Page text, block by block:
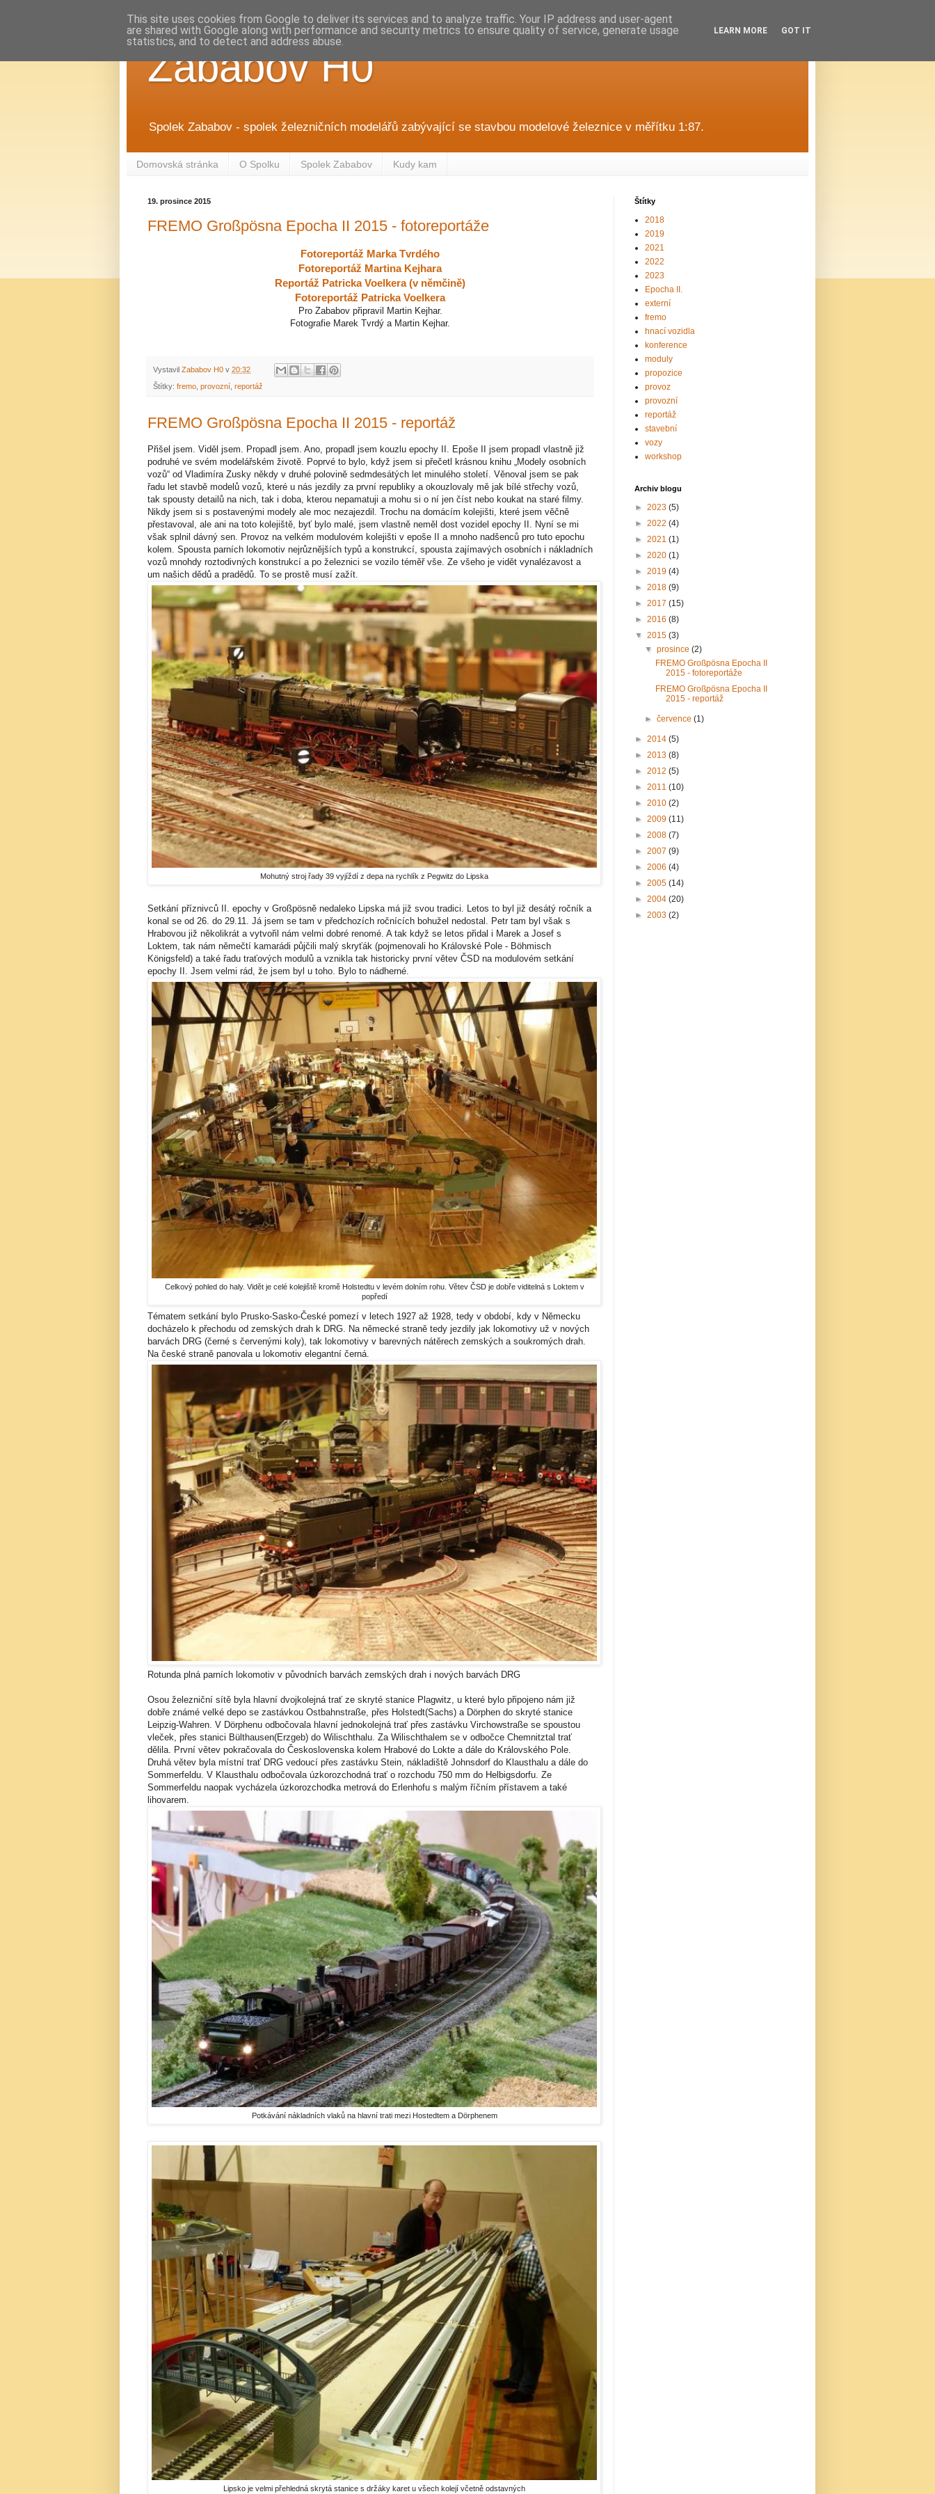
Zababov H0
Spolek Zababov - spolek železničních modelářů zabývající se stavbou modelové železnice v měřítku 1:87.
Domovská stránka O Spolku Spolek Zababov Kudy kam
19. prosince 2015
FREMO Großpösna Epocha II 2015 - fotoreportáže
Fotoreportáž Marka Tvrdého
Fotoreportáž Martina Kejhara
Reportáž Patricka Voelkera (v němčině)
Fotoreportáž Patricka Voelkera
Pro Zababov připravil Martin Kejhar.
Fotografie Marek Tvrdý a Martin Kejhar.
Vystavil Zababov H0 v 20:32
Štítky: fremo provozní reportáž
FREMO Großpösna Epocha II 2015 - reportáž
Přišel jsem. Viděl jsem. Propadl jsem. Ano, propadl jsem kouzlu epochy II. Epoše II jsem propadl vlastně již
podruhé ve svém modelářském životě. Poprvé to bylo, když jsem si přečetl krásnou knihu „Modely osobních
vozů“ od Vladimíra Zusky někdy v druhé polovině sedmdesátých let minulého století. Věnoval jsem se pak
řadu let stavbě modelů vozů, které u nás jezdily za první republiky a okouzlovaly mě jak bílé střechy vozů,
tak spousty detailů na nich, tak i doba, kterou nepamatuji a mohu si o ní jen číst nebo koukat na staré filmy.
Nikdy jsem si s postavenými modely ale moc nezajezdil. Trochu na domácím kolejišti, které jsem věčně
přestavoval, ale ani na toto kolejiště, byť bylo malé, jsem vlastně neměl dost vozidel epochy II. Nyní se mi
však splnil dávný sen. Provoz na velkém modulovém kolejišti v epoše II a mnoho nadšenců pro tuto epochu
kolem. Spousta parních lokomotiv nejrůznějších typů a konstrukcí, spousta zajímavých osobních i nákladních
vozů mnohdy roztodivných konstrukcí a po železnici se vozilo téměř vše. Ze všeho je vidět vynalézavost a
um našich dědů a pradědů. To se prostě musí zažít.
Mohutný stroj řady 39 vyjíždí z depa na rychlík z Pegwitz do Lipska
Setkání příznivců II. epochy v Großpösně nedaleko Lipska má již svou tradici. Letos to byl již desátý ročník a
konal se od 26. do 29.11. Já jsem se tam v předchozích ročnících bohužel nedostal. Petr tam byl však s
Hrabovou již několikrát a vytvořil nám velmi dobré renomé. A tak když se letos přidal i Marek a Josef s
Loktem, tak nám němečtí kamarádi půjčili malý skryťák (pojmenovali ho Královské Pole - Böhmisch
Königsfeld) a také řadu traťových modulů a vznikla tak historicky první větev ČSD na modulovém setkání
epochy II. Jsem velmi rád, že jsem byl u toho. Bylo to nádherné.
Celkový pohled do haly. Vidět je celé kolejiště kromě Holstedtu v levém dolním rohu. Větev ČSD je dobře viditelná s Loktem v
popředí
Tématem setkání bylo Prusko-Sasko-České pomezí v letech 1927 až 1928, tedy v období, kdy v Německu
docházelo k přechodu od zemských drah k DRG. Na německé straně tedy jezdily jak lokomotivy už v nových
barvách DRG (černé s červenými koly), tak lokomotivy v barevných nátěrech zemských a soukromých drah.
Na české straně panovala u lokomotiv elegantní černá.
Rotunda plná parních lokomotiv v původních barvách zemských drah i nových barvách DRG
Osou železniční sítě byla hlavní dvojkolejná trať ze skryté stanice Plagwitz, u které bylo připojeno nám již
dobře známé velké depo se zastávkou Ostbahnstraße, přes Holstedt(Sachs) a Dörphen do skryté stanice
Leipzig-Wahren. V Dörphenu odbočovala hlavní jednokolejná trať přes zastávku Virchowstraße se spoustou
vleček, přes stanici Bülthausen(Erzgeb) do Wilischthalu. Za Wilischthalem se v odbočce Chemnitztal trať
dělila. První větev pokračovala do Československa kolem Hrabové do Lokte a dále do Královského Pole.
Druhá větev byla místní trať DRG vedoucí přes zastávku Stein, nákladiště Johnsdorf do Klausthalu a dále do
Sommerfeldu. V Klausthalu odbočovala úzkorozchodná trať o rozchodu 750 mm do Helbigsdorfu. Ze
Sommerfeldu naopak vycházela úzkorozchodka metrová do Erlenhofu s malým říčním přístavem a také
lihovarem.
Potkávání nákladních vlaků na hlavní trati mezi Hostedtem a Dörphenem
Lipsko je velmi přehledná skrytá stanice s držáky karet u všech kolejí včetně odstavných
Štítky
2018
2019
2021
2022
2023
Epocha II.
externí
fremo
hnací vozidla
konference
moduly
propozice
provoz
provozní
reportáž
stavební
vozy
workshop
Archiv blogu
► 2023 (5)
► 2022 (4)
► 2021 (1)
► 2020 (1)
► 2019 (4)
► 2018 (9)
► 2017 (15)
► 2016 (8)
▼ 2015 (3)
▼prosince(2)
FREMO Großpösna Epocha II
2015 - fotoreportáže
FREMO Großpösna Epocha II
2015 - reportáž
►července(1)
► 2014 (5)
► 2013 (8)
► 2012 (5)
► 2011 (10)
► 2010 (2)
► 2009 (11)
► 2008 (7)
► 2007 (9)
► 2006 (4)
► 2005 (14)
► 2004 (20)
► 2003 (2)
This site uses cookies from Google to deliver its services and to analyze traffic. Your IP address and user-agent
are shared with Google along with performance and security metrics to ensure quality of service, generate usage
statistics, and to detect and address abuse.
LEARN MORE GOT IT